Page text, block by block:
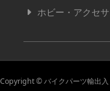
ホビー・アクセ
Copyright © バイクパーツ輸出